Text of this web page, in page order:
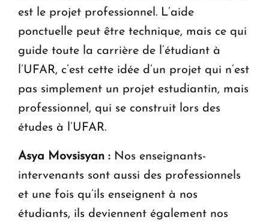
est le projet professionnel. L’aide
ponctuelle peut être technique, mais ce qui
guide toute la carrière de l’étudiant à
l’UFAR, c’est cette idée d’un projet qui n’est
pas simplement un projet estudiantin, mais
professionnel, qui se construit lors des
études à l’UFAR.
Asya Movsisyan : Nos enseignants-
intervenants sont aussi des professionnels
et une fois qu’ils enseignent à nos
étudiants, ils deviennent également nos